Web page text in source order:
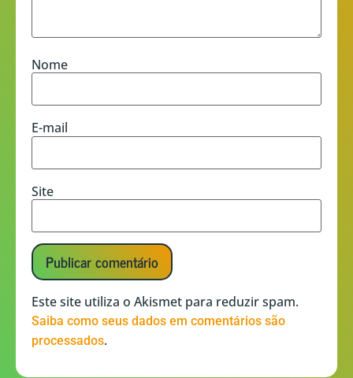
Nome
E-mail
Site
Este site utiliza o Akismet para reduzir spam.
Saiba como seus dados em comentários são
processados.